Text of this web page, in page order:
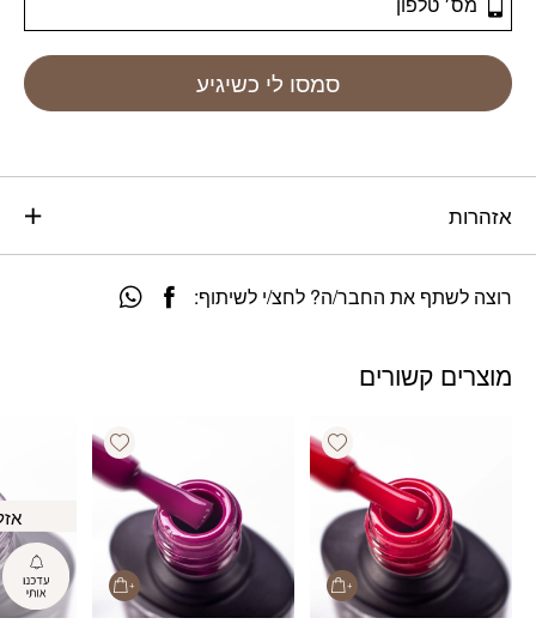
סמסו לי כשיגיע
אזהרות
רוצה לשתף את החבר/ה? לחצ/י לשיתוף:
מוצרים קשורים
Add wishlist
Add wishlist